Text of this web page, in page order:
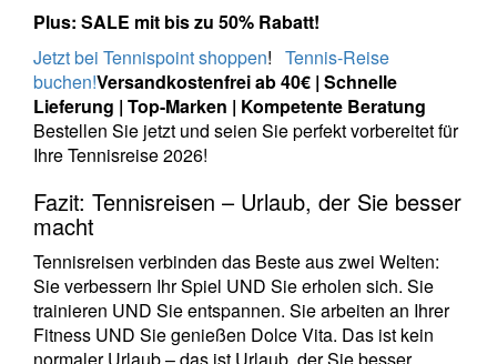
Plus: SALE mit bis zu 50% Rabatt!
Jetzt bei Tennispoint shoppen! Tennis-Reise
buchen!Versandkostenfrei ab 40€ | Schnelle
Lieferung | Top-Marken | Kompetente Beratung
Bestellen Sie jetzt und seien Sie perfekt vorbereitet für
Ihre Tennisreise 2026!
Fazit: Tennisreisen – Urlaub, der Sie besser
macht
Tennisreisen verbinden das Beste aus zwei Welten:
Sie verbessern Ihr Spiel UND Sie erholen sich. Sie
trainieren UND Sie entspannen. Sie arbeiten an Ihrer
Fitness UND Sie genießen Dolce Vita. Das ist kein
normaler Urlaub – das ist Urlaub, der Sie besser